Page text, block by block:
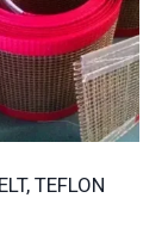
TEFLON